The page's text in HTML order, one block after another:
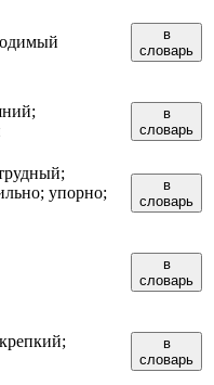
в
словарь
в
словарь
упорно;
в
словарь
в
словарь
в
словарь